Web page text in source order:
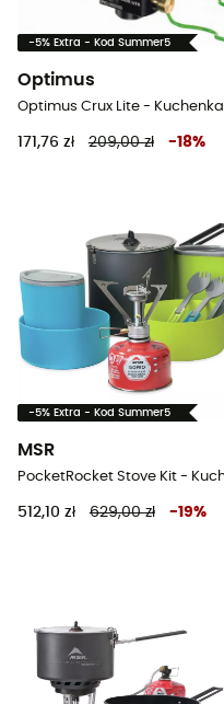
-5% Extra - Kod Summer5
Optimus
Optimus Crux Lite - Kuchenka
171,76 zł 209,00 zł -18%
-5% Extra - Kod Summer5
MSR
512,10 zł 629,00 zł -19%